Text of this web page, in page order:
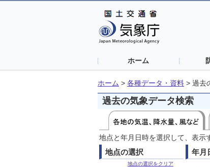
ホーム
ホーム > 各種データ・資料 > 過去
過去の気象データ検索
地点と年月日時を選択して、表示
地点の選択
地点の選択をクリア
年月